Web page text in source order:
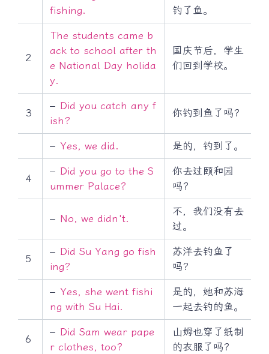
fishing.
钓了鱼。
2
The students came b
ack to school after th
e National Day holida
y.
国庆节后，学生
们回到学校。
3
– Did you catch any f
ish?
你钓到鱼了吗？
– Yes, we did. 是的，钓到了。
4
– Did you go to the S
ummer Palace?
你去过颐和园
吗？
– No, we didn't.
不，我们没有去
过。
5
– Did Su Yang go fish
ing?
苏洋去钓鱼了
吗？
– Yes, she went fishi
ng with Su Hai.
是的，她和苏海
一起去钓的鱼。
6
– Did Sam wear pape
r clothes, too?
山姆也穿了纸制
的衣服了吗？